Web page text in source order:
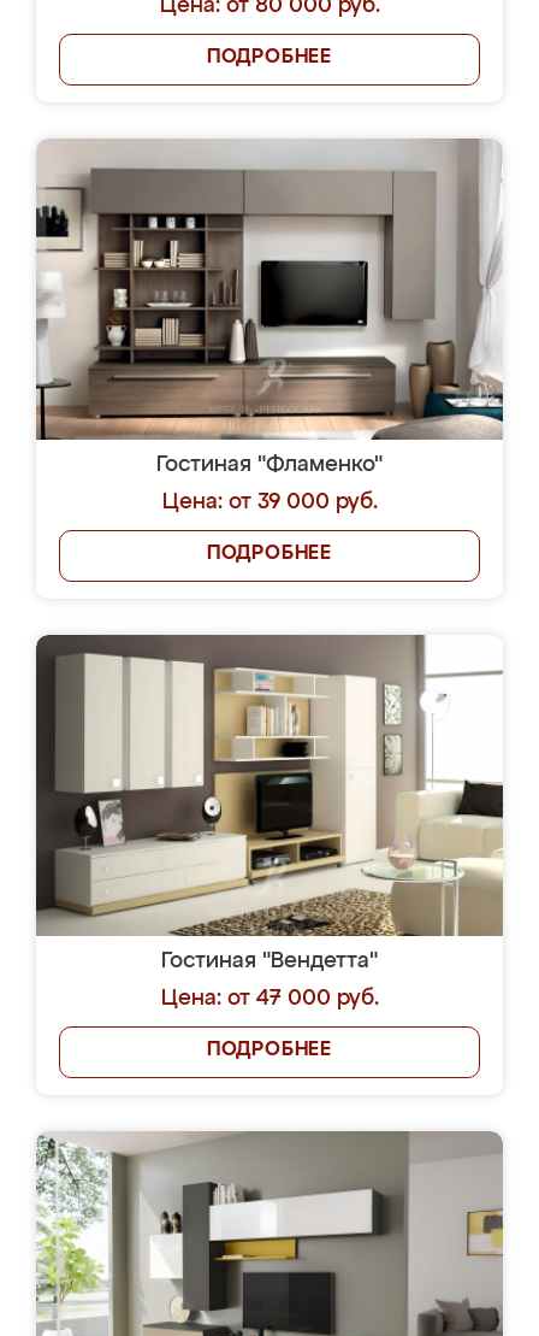
Цена: от 80 000 руб.
ПОДРОБНЕЕ
Гостиная "Фламенко"
Цена: от 39 000 руб.
ПОДРОБНЕЕ
Гостиная "Вендетта"
Цена: от 47 000 руб.
ПОДРОБНЕЕ